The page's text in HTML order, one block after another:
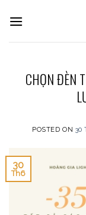
CHỌN ĐÈN
POSTED ON 30
30
Th6